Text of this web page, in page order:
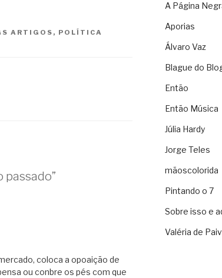
ARTIGOS , POLÍTICA
passado”
coloca a opoaição de
ou conbre os pés com que
A Página
Aporias
Álvaro Vaz
Blague do
Então
Então Música
Júlia Hardy
Jorge Teles
mãoscolorida
Pintando o 7
Sobre isso e
Valéria de